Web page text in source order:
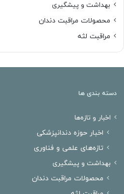
بهداشت و پیشگیری
محصولات مراقبت دندان
مراقبت لثه
دسته بندی ها
اخبار و تازه‌ها
اخبار حوزه دندانپزشکی
تازه‌های علمی و فناوری
بهداشت و پیشگیری
محصولات مراقبت دندان